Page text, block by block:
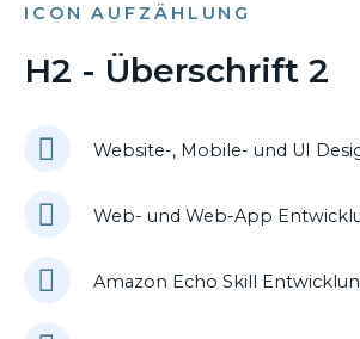
ICON AUFZÄHLUNG
H2 - Überschrift 2
Website-, Mobile- und UI
Web- und Web-App
Amazon Echo Skill